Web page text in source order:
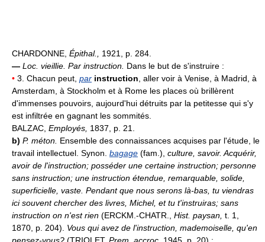
CHARDONNE, Épithal., 1921, p. 284.
— Loc. vieillie. Par instruction. Dans le but de s'instruire :
• 3. Chacun peut, par instruction , aller voir à Venise, à Madrid, à
Amsterdam, à Stockholm et à Rome les places où brillèrent
d'immenses pouvoirs, aujourd'hui détruits par la petitesse qui s'y
est infiltrée en gagnant les sommités.
BALZAC, Employés, 1837, p. 21.
b) P. méton. Ensemble des connaissances acquises par l'étude, le
travail intellectuel. Synon. bagage (fam.), culture, savoir. Acquérir,
avoir de l'instruction; posséder une certaine instruction; personne
sans instruction; une instruction étendue, remarquable, solide,
superficielle, vaste. Pendant que nous serons là-bas, tu viendras
ici souvent chercher des livres, Michel, et tu t'instruiras; sans
instruction on n'est rien (ERCKM.-CHATR., Hist. paysan, t. 1,
1870, p. 204). Vous qui avez de l'instruction, mademoiselle, qu'en
pensez-vous? (TRIOLET, Prem. accroc, 1945, p. 20) :